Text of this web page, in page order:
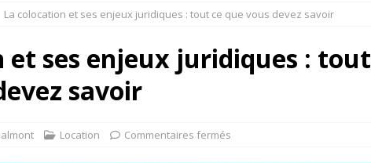
La colocation et ses enjeux juridiques : tout ce que vous devez savoir
et ses enjeux juridiques : tout
savoir
Location Commentaires fermés